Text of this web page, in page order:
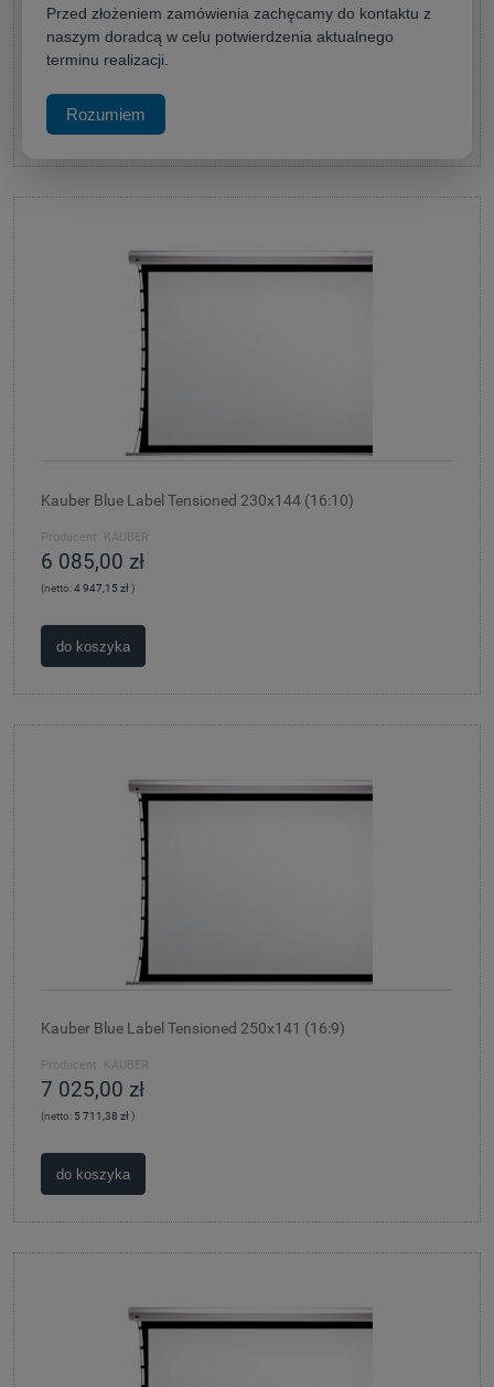
Producent: KAUBER
6 085,00 zł
(netto:4 947,15 zł )
do koszyka
Kauber Blue Label Tensioned 230x144 (16:10)
Producent: KAUBER
6 085,00 zł
(netto:4 947,15 zł)
do koszyka
Kauber Blue Label Tensioned 250x141 (16:9)
Producent: KAUBER
7 025,00 zł
(netto: 5 711,38 zł)
do koszyka
Przed złożeniem zamówienia zachęcamy do kontaktu z
naszym doradcą w celu potwierdzenia aktualnego
terminu realizacji.
Rozumiem